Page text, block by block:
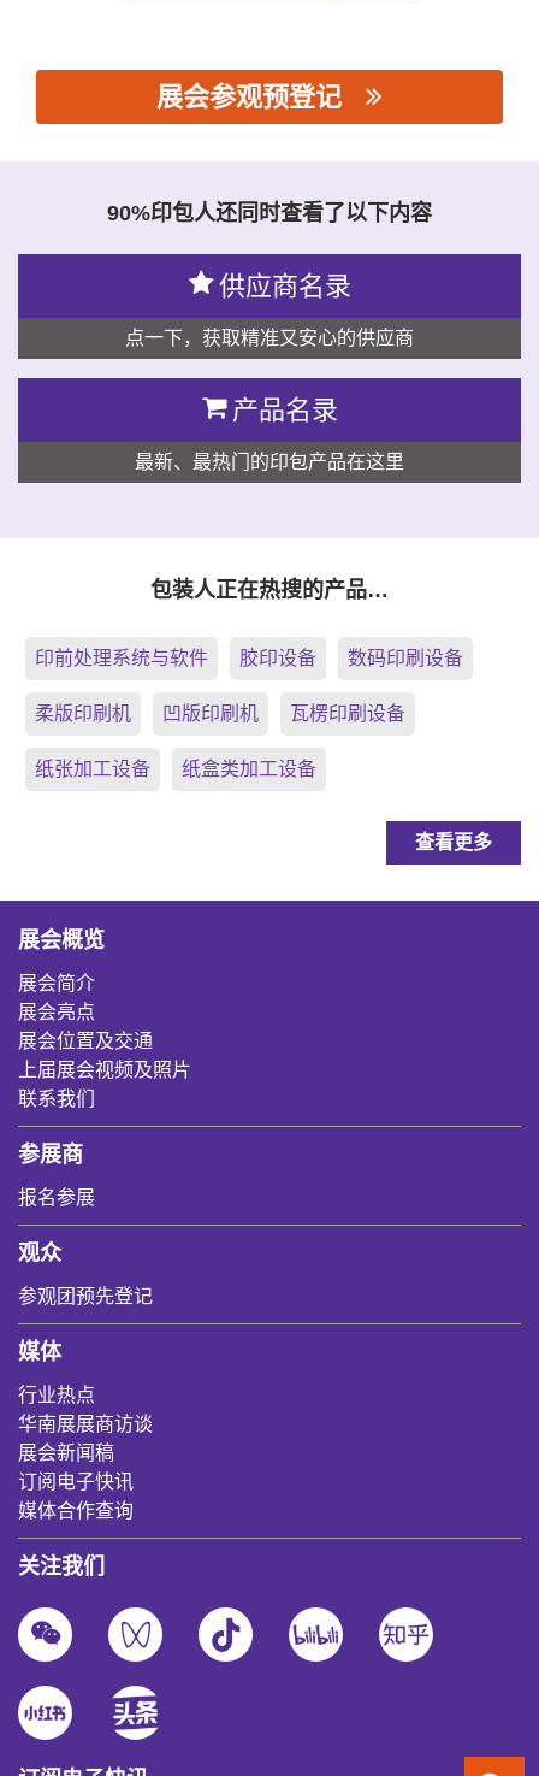
展会参观预登记
90%印包人还同时查看了以下内容
供应商名录
点一下，获取精准又安心的供应商
产品名录
最新、最热门的印包产品在这里
包装人正在热搜的产品…
印前处理系统与软件 胶印设备 数码印刷设备
柔版印刷机 凹版印刷机 瓦楞印刷设备
纸张加工设备 纸盒类加工设备
查看更多
展会概览
展会简介
展会亮点
展会位置及交通
上届展会视频及照片
联系我们
参展商
报名参展
观众
参观团预先登记
媒体
行业热点
华南展展商访谈
展会新闻稿
订阅电子快讯
媒体合作查询
关注我们